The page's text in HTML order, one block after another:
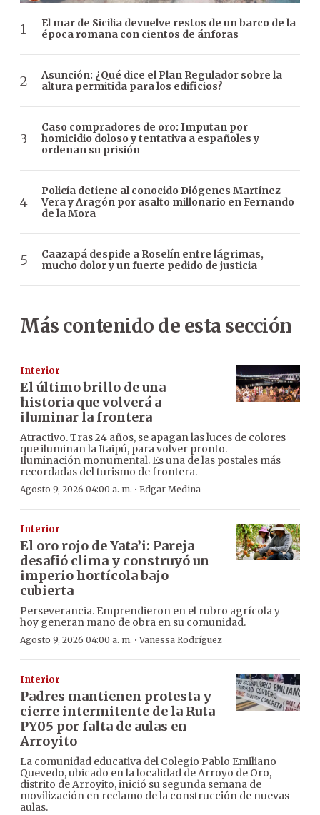
El mar de Sicilia devuelve restos de un barco de la
época romana con cientos de ánforas
Asunción: ¿Qué dice el Plan Regulador sobre la
altura permitida para los edificios?
Caso compradores de oro: Imputan por
homicidio doloso y tentativa a españoles y
ordenan su prisión
Policía detiene al conocido Diógenes Martínez
Vera y Aragón por asalto millonario en Fernando
de la Mora
Caazapá despide a Roselín entre lágrimas,
mucho dolor y un fuerte pedido de justicia
Más contenido de esta sección
Interior
El último brillo de una
historia que volverá a
iluminar la frontera
Atractivo. Tras 24 años, se apagan las luces de colores
que iluminan la Itaipú, para volver pronto.
Iluminación monumental. Es una de las postales más
recordadas del turismo de frontera.
Agosto 9, 2026 04:00 a. m. · Edgar Medina
Interior
El oro rojo de Yata’i: Pareja
desafió clima y construyó un
imperio hortícola bajo
cubierta
Perseverancia. Emprendieron en el rubro agrícola y
hoy generan mano de obra en su comunidad.
Agosto 9, 2026 04:00 a. m. ·Vanessa Rodríguez
Interior
Padres mantienen protesta y
cierre intermitente de la Ruta
PY05 por falta de aulas en
Arroyito
La comunidad educativa del Colegio Pablo Emiliano
Quevedo, ubicado en la localidad de Arroyo de Oro,
distrito de Arroyito, inició su segunda semana de
movilización en reclamo de la construcción de nuevas
aulas.